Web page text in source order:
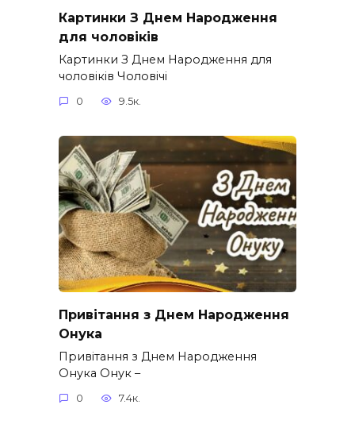
Картинки З Днем Народження
для чоловіків​
Картинки З Днем Народження для
чоловіків​ Чоловічі
0 9.5к.
Привітання з Днем Народження
Онука
Привітання з Днем Народження
Онука Онук –
0 7.4к.